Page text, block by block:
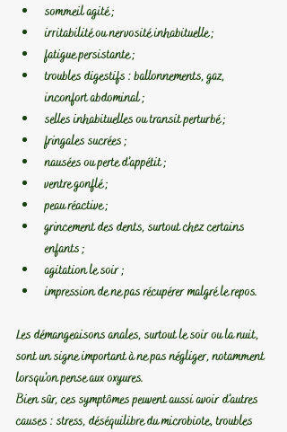
sommeil agité ;
irritabilité ou nervosité inhabituelle ;
fatigue persistante ;
troubles digestifs : ballonnements, gaz,
inconfort abdominal ;
selles inhabituelles ou transit perturbé ;
fringales sucrées ;
nausées ou perte d’appétit ;
ventre gonflé ;
peau réactive ;
grincement des dents, surtout chez certains
enfants ;
agitation le soir ;
impression de ne pas récupérer malgré le repos.
Les démangeaisons anales, surtout le soir ou la nuit,
sont un signe important à ne pas négliger, notamment
lorsqu’on pense aux oxyures.
Bien sûr, ces symptômes peuvent aussi avoir d’autres
causes : stress, déséquilibre du microbiote, troubles